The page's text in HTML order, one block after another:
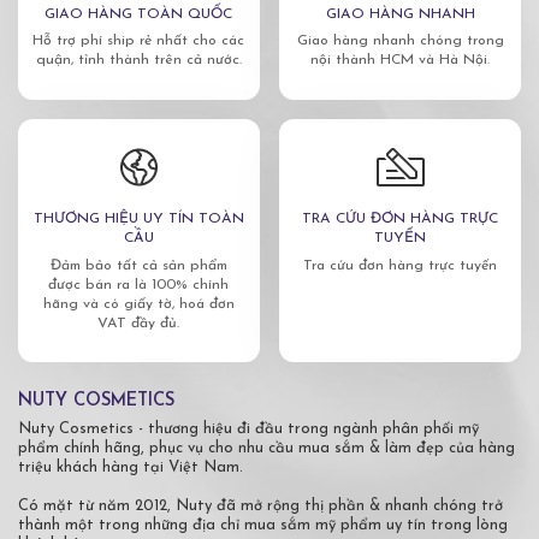
GIAO HÀNG TOÀN QUỐC
Hỗ trợ phí ship rẻ nhất cho các
quận, tỉnh thành trên cả nước.
GIAO HÀNG NHANH
Giao hàng nhanh chóng trong
nội thành HCM và Hà Nội.
THƯƠNG HIỆU UY TÍN TOÀN
CẦU
Đảm bảo tất cả sản phẩm
được bán ra là 100% chính
hãng và có giấy tờ, hoá đơn
VAT đầy đủ.
TRA CỨU ĐƠN HÀNG TRỰC
TUYẾN
Tra cứu đơn hàng trực tuyến
NUTY COSMETICS
Nuty Cosmetics - thương hiệu đi đầu trong ngành phân phối mỹ
phẩm chính hãng, phục vụ cho nhu cầu mua sắm & làm đẹp của hàng
triệu khách hàng tại Việt Nam.
Có mặt từ năm 2012, Nuty đã mở rộng thị phần & nhanh chóng trở
thành một trong những địa chỉ mua sắm mỹ phẩm uy tín trong lòng